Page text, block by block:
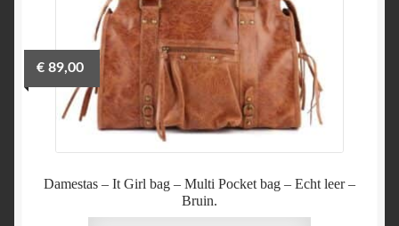
Damestas – It Girl bag – Multi Pocket bag – Echt leer –
Bruin.
€89,00